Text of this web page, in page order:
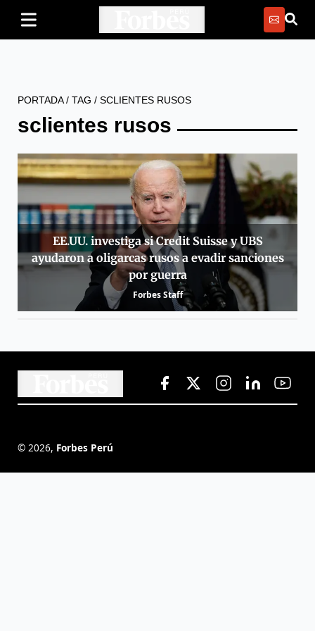
PORTADA/ TAG / SCLIENTES RUSOS
sclientes rusos
EE.UU. investiga si Credit Suisse y UBS
ayudaron a oligarcas rusos a evadir sanciones
por guerra
Forbes Staff
© 2026, Forbes Perú